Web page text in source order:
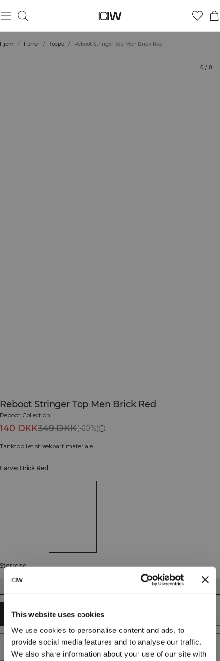
This website uses cookies
We use cookies to personalise content and ads, to
provide social media features and to analyse our traffic.
We also share information about your use of our site with
Hjem / Herrer / Toppe / Reboot Stringer Top Men Brick Red
0 / 0
Reboot Stringer Top Men Brick Red
Reboot Collection
140 DKK349 DKK(-60%)
Tanktop i et strækbart materiale.
Farve: Brick Red
Størrelse
XL
UDSOLGT - GIV MIG BESKED
TILFØJ TIL ØNSKESKYEN